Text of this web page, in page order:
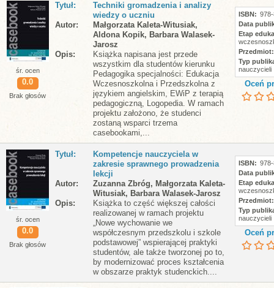
śr. ocen
0.0
Brak głosów
Tytuł
Techniki gromadzenia i analizy
wiedzy o uczniu
Autor
Małgorzata Kaleta-Witusiak,
Aldona Kopik, Barbara Walasek-
Jarosz
Opis
Książka napisana jest przede
wszystkim dla studentów kierunku
Pedagogika specjalności: Edukacja
Wczesnoszkolna i Przedszkolna z
językiem angielskim, EWiP z terapią
pedagogiczną, Logopedia. W ramach
projektu założono, że studenci
zostaną wsparci trzema
casebookami,...
ISBN
Data
Etap
Przedmiot
Typ
nauczycieli
Oceń
śr. ocen
0.0
Brak głosów
Tytuł
Kompetencje nauczyciela w
zakresie sprawnego prowadzenia
lekcji
Autor
Zuzanna Zbróg, Małgorzata Kaleta-
Witusiak, Barbara Walasek-Jarosz
Opis
Książka to część większej całości
realizowanej w ramach projektu
„Nowe wychowanie we
współczesnym przedszkolu i szkole
podstawowej” wspierającej praktyki
studentów, ale także tworzonej po to,
by modernizować proces kształcenia
w obszarze praktyk studenckich....
ISBN
Data
Etap
Przedmiot
Typ
nauczycieli
Oceń